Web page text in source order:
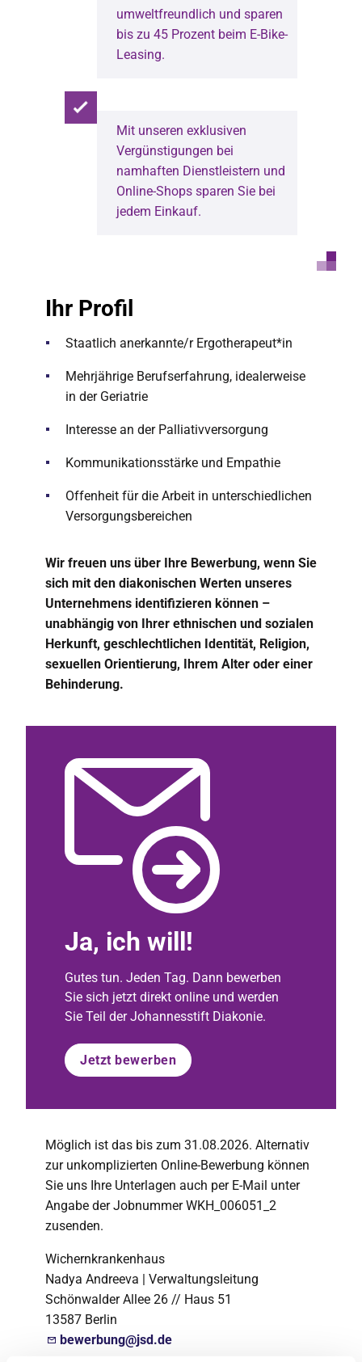
umweltfreundlich und sparen
bis zu 45 Prozent beim E-Bike-
Leasing.
Mit unseren exklusiven
Vergünstigungen bei
namhaften Dienstleistern und
Online-Shops sparen Sie bei
jedem Einkauf.
Ihr Profil
Staatlich anerkannte/r Ergotherapeut*in
Mehrjährige Berufserfahrung, idealerweise
in der Geriatrie
Interesse an der Palliativversorgung
Kommunikationsstärke und Empathie
Offenheit für die Arbeit in unterschiedlichen
Versorgungsbereichen
Wir freuen uns über Ihre Bewerbung, wenn Sie
sich mit den diakonischen Werten unseres
Unternehmens identifizieren können –
unabhängig von Ihrer ethnischen und sozialen
Herkunft, geschlechtlichen Identität, Religion,
sexuellen Orientierung, Ihrem Alter oder einer
Behinderung.
Ja, ich will!
Gutes tun. Jeden Tag. Dann bewerben
Sie sich jetzt direkt online und werden
Sie Teil der Johannesstift Diakonie.
Jetzt bewerben
Möglich ist das bis zum 31.08.2026. Alternativ
zur unkomplizierten Online-Bewerbung können
Sie uns Ihre Unterlagen auch per E-Mail unter
Angabe der Jobnummer WKH_006051_2
zusenden.
Wichernkrankenhaus
Nadya Andreeva | Verwaltungsleitung
Schönwalder Allee 26 // Haus 51
13587 Berlin
bewerbung@jsd.de